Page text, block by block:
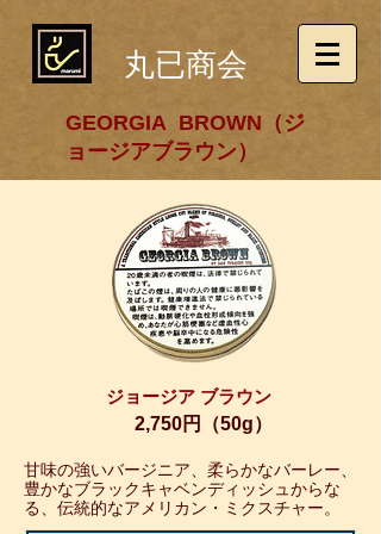
丸已商会
GEORGIA BROWN（ジ
ョージアブラウン）
ジョージア ブラウン
2,750円（50g）
甘味の強いバージニア、柔らかなバーレー、
豊かなブラックキャベンディッシュからな
る、伝統的なアメリカン・ミクスチャー。